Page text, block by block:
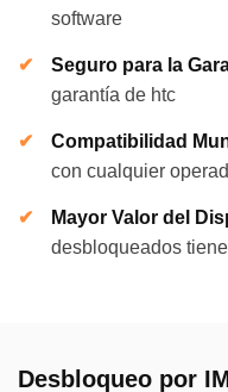
software
Seguro para la
garantía de htc
Compatibilidad
con cualquier
Mayor Valor del
desbloqueados
Desbloqueo por